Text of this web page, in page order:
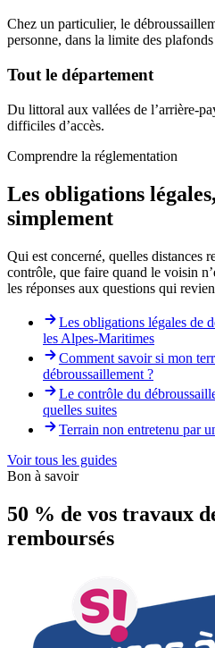
Chez un particulier, le
personne, dans la limite des
Tout le département
Du littoral aux vallées de l’arrière-
difficiles d’accès.
Comprendre la réglementation
Les obligations
simplement
Qui est concerné, quelles distances
contrôle, que faire quand le voisin
les réponses aux questions qui
Les obligations légales de
les Alpes-Maritimes
Comment savoir si mon
débroussaillement ?
Le contrôle du
quelles suites
Terrain non entretenu par
Voir tous les guides
Bon à savoir
50 % de vos travaux
remboursés